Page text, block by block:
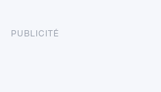
PUBLICITÉ